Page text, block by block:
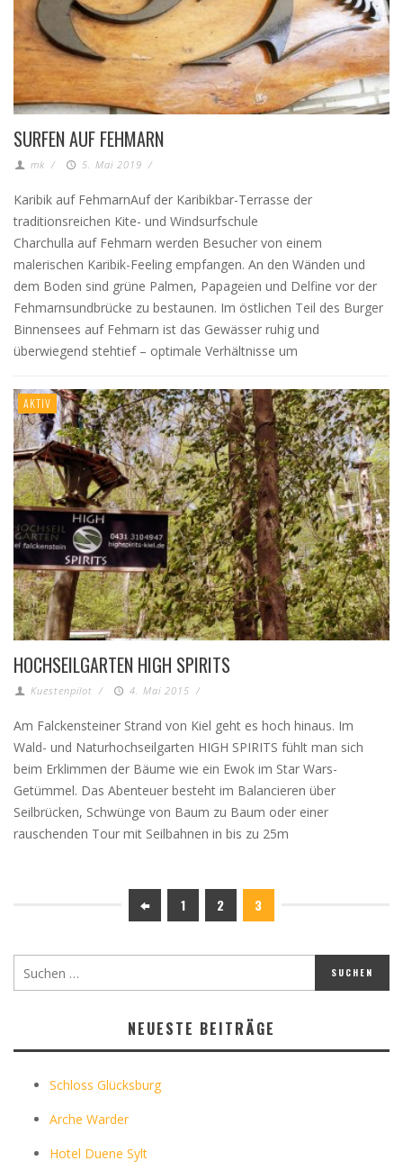
SURFEN AUF FEHMARN
mk / 5. Mai 2019 /
Karibik auf FehmarnAuf der Karibikbar-Terrasse der
traditionsreichen Kite- und Windsurfschule
Charchulla auf Fehmarn werden Besucher von einem
malerischen Karibik-Feeling empfangen. An den Wänden und
dem Boden sind grüne Palmen, Papageien und Delfine vor der
Fehmarnsundbrücke zu bestaunen. Im östlichen Teil des Burger
Binnensees auf Fehmarn ist das Gewässer ruhig und
überwiegend stehtief – optimale Verhältnisse um
AKTIV
HOCHSEILGARTEN HIGH SPIRITS
Kuestenpilot / 4. Mai 2015 /
Am Falckensteiner Strand von Kiel geht es hoch hinaus. Im
Wald- und Naturhochseilgarten HIGH SPIRITS fühlt man sich
beim Erklimmen der Bäume wie ein Ewok im Star Wars-
Getümmel. Das Abenteuer besteht im Balancieren über
Seilbrücken, Schwünge von Baum zu Baum oder einer
rauschenden Tour mit Seilbahnen in bis zu 25m
1 2 3
NEUESTE BEITRÄGE
Schloss Glücksburg
Arche Warder
Hotel Duene Sylt